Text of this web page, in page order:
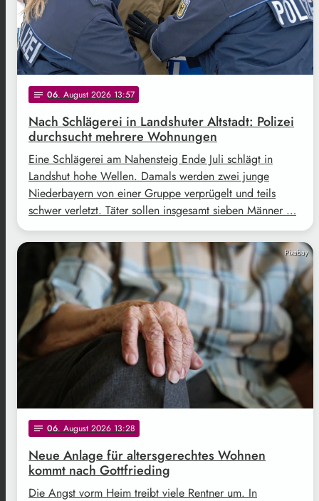
notes 06. August 2026 13:57
Nach Schlägerei in Landshuter Altstadt: Polizei
durchsucht mehrere Wohnungen
Eine Schlägerei am Nahensteig Ende Juli schlägt in
Landshut hohe Wellen. Damals werden zwei junge
Niederbayern von einer Gruppe verprügelt und teils
schwer verletzt. Täter sollen insgesamt sieben Männer …
Pixabay
notes 06. August 2026 13:28
Neue Anlage für altersgerechtes Wohnen
kommt nach Gottfrieding
Die Angst vorm Heim treibt viele Rentner um. In